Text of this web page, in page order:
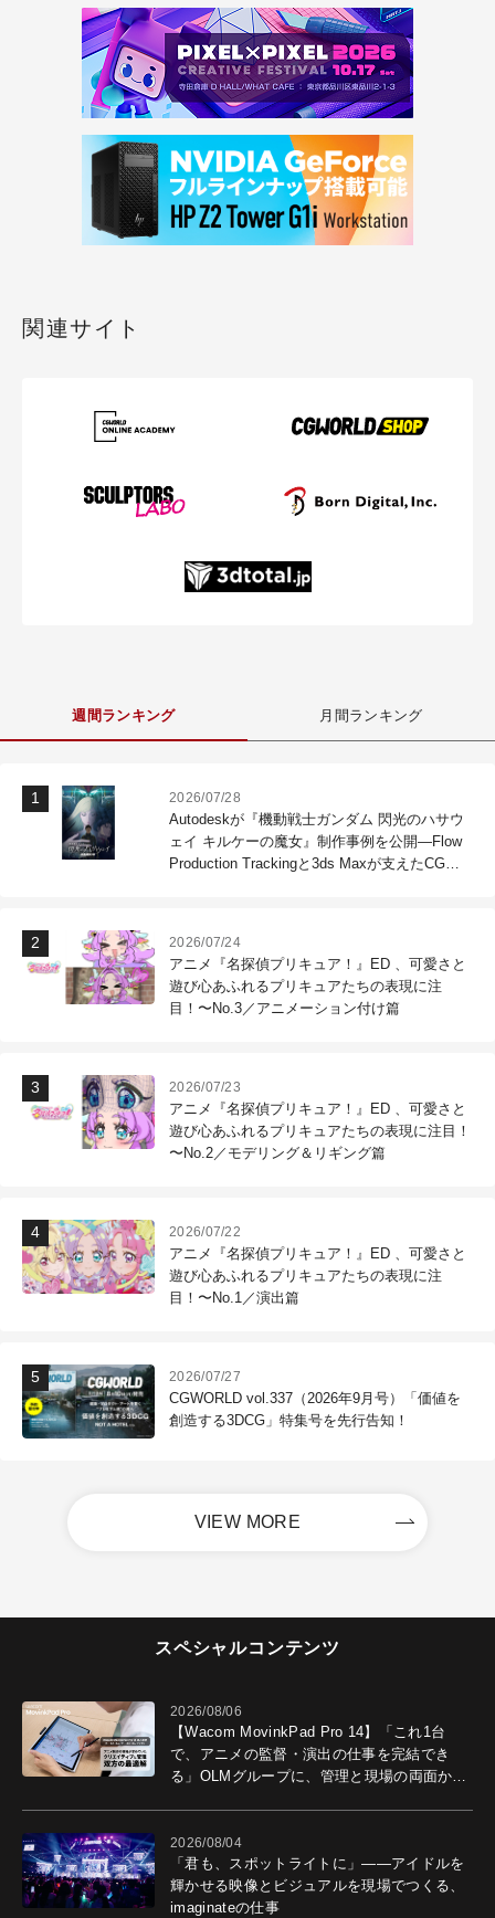
関連サイト
週間ランキング 月間ランキング
2026/07/28
Autodeskが『機動戦士ガンダム 閃光のハサウ
ェイ キルケーの魔女』制作事例を公開―Flow
Production Trackingと3ds Maxが支えたCG制
2026/07/24
アニメ『名探偵プリキュア！』ED 、可愛さと
遊び心あふれるプリキュアたちの表現に注
目！〜No.3／アニメーション付け篇
2026/07/23
アニメ『名探偵プリキュア！』ED 、可愛さと
遊び心あふれるプリキュアたちの表現に注目！
〜No.2／モデリング＆リギング篇
2026/07/22
アニメ『名探偵プリキュア！』ED 、可愛さと
遊び心あふれるプリキュアたちの表現に注
目！〜No.1／演出篇
2026/07/27
CGWORLD vol.337（2026年9月号）「価値を
創造する3DCG」特集号を先行告知！
VIEW MORE
スペシャルコンテンツ
2026/08/06
【Wacom MovinkPad Pro 14】「これ1台
で、アニメの監督・演出の仕事を完結でき
る」OLMグループに、管理と現場の両面から
2026/08/04
「君も、スポットライトに」――アイドルを
輝かせる映像とビジュアルを現場でつくる、
imaginateの仕事